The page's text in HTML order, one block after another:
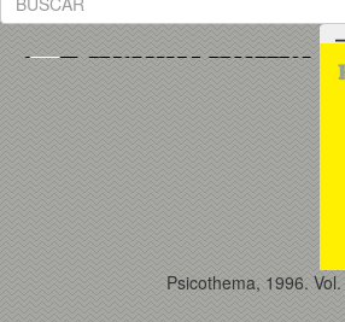
Psicothema, 1996. Vol.